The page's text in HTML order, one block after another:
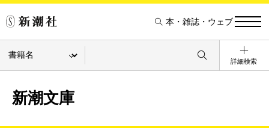
本・雑誌・ウェブ
詳細検索
新潮文庫